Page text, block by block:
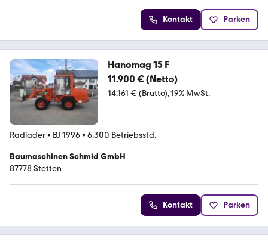
Kontakt Parken
Hanomag 15 F
11.900 € (Netto)
14.161 € (Brutto) 19% MwSt.
Radlader• BJ 1996• 6.300 Betriebsstd.
Baumaschinen Schmid GmbH
87778 Stetten
Kontakt Parken